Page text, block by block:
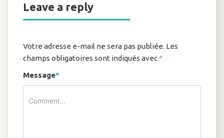
Leave a reply
Votre adresse e-mail ne sera pas publiée. Les
champs obligatoires sont indiqués avec*
Message*